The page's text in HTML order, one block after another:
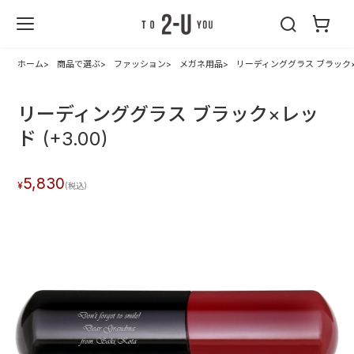
ホーム 商品で選ぶ ファッション メガネ用品 リーディンググラス ブラッ
リーディンググラス ブラック×レッ
ド (+3.00)
5,830